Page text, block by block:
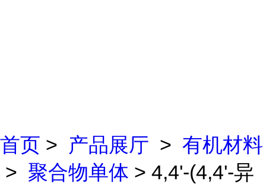
首页 > 产品展厅 > 有机材料
> 聚合物单体 > 4,4'-(4,4'-异